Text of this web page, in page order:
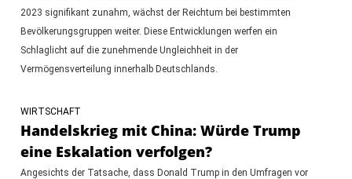
2023 signifikant zunahm, wächst der Reichtum bei bestimmten
Bevölkerungsgruppen weiter. Diese Entwicklungen werfen ein
Schlaglicht auf die zunehmende Ungleichheit in der
Vermögensverteilung innerhalb Deutschlands.
WIRTSCHAFT
Handelskrieg mit China: Würde Trump
eine Eskalation verfolgen?
Angesichts der Tatsache, dass Donald Trump in den Umfragen vor